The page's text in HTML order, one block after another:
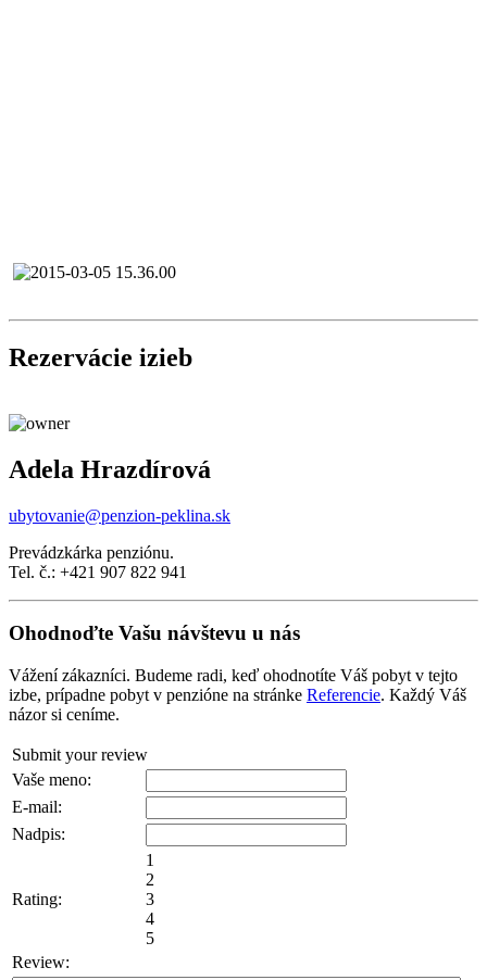
Rezervácie izieb
Adela Hrazdírová
ubytovanie@penzion-peklina.sk
Prevádzkárka penziónu.
Tel. č.: +421 907 822 941
Ohodnoďte Vašu návštevu u nás
Vážení zákazníci. Budeme radi, keď ohodnotíte Váš pobyt v tejto
izbe, prípadne pobyt v penzióne na stránke Referencie. Každý Váš
názor si ceníme.
Submit your review
Vaše meno:
E-mail:
Nadpis:
Rating:
1
2
3
4
5
Review: